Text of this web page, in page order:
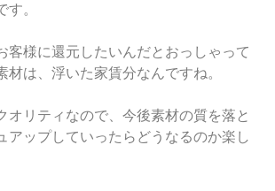
。
客様に還元したいんだとおっしゃって
材は、浮いた家賃分なんですね。
オリティなので、今後素材の質を落と
アップしていったらどうなるのか楽し